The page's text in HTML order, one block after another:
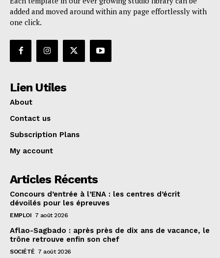
added and moved around within any page effortlessly with
one click.
Lien Utiles
About
Contact us
Subscription Plans
My account
Articles Récents
Concours d’entrée à l’ENA : les centres d’écrit
dévoilés pour les épreuves
EMPLOI 7 août 2026
Aflao-Sagbado : après près de dix ans de vacance, le
trône retrouve enfin son chef
SOCIÉTÉ 7 août 2026